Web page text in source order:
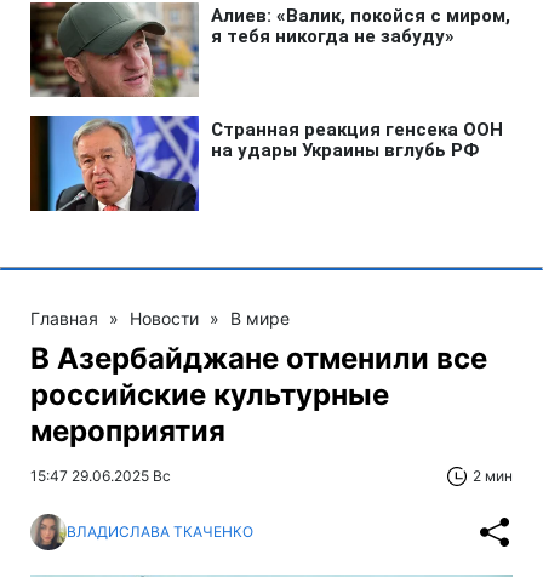
Главная » Новости » В мире
В Азербайджане отменили все
российские культурные
мероприятия
15:47 29.06.2025 Вс 2 мин
ВЛАДИСЛАВА ТКАЧЕНКО